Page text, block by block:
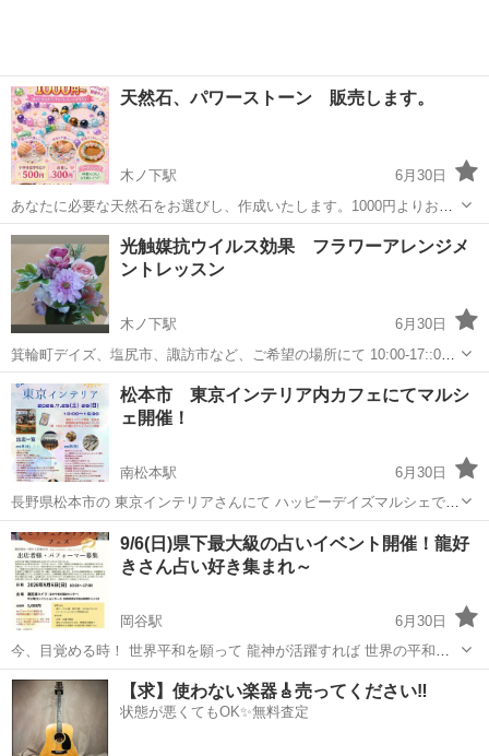
天然石、パワーストーン 販売します。
木ノ下駅
6月30日
あなたに必要な天然石をお選びし、作成いたします。1000円よりお作
りいたします。 格安にて原石やクラスター、さざれの販売もしていま
す。 ゴムの切れたパワーストーンブレスの直しもします！！ 箕輪町デ
イズにて販売中ですが イベ...
長野 上伊那郡 木ノ下駅 ワークショップ
パワーストーン
光触媒抗ウイルス効果 フラワーアレンジメ
ントレッスン
木ノ下駅
6月30日
箕輪町デイズ、塩尻市、諏訪市など、ご希望の場所にて 10:00-17::00
お好きな時間でお二人様より 要予約 場所 長野県上伊那郡辰野町中
央303 辰野町 イベント企画デイズ 光触媒フラワーを使って、アレンジ
メント...
長野 上伊那郡 木ノ下駅 ワークショップ
松本市 東京インテリア内カフェにてマルシ
ェ開催！
南松本駅
6月30日
長野県松本市の 東京インテリアさんにて ハッピーデイズマルシェで
す！ ステキな家具や雑貨のお買い物ついでにマルシェも お楽しみ
ください！ ♦日時 2026年 7月25(土)26(日) 10:00-16:30 ...
長野 松本市 南松本駅 ワークショップ
9/6(日)県下最大級の占いイベント開催！龍好
きさん占い好き集まれ～
岡谷駅
6月30日
今、目覚める時！ 世界平和を願って 龍神が活躍すれば 世界の平和が
訪れる 長野県最大級 龍神の祭典 スピリチュアルドラゴンフェスタ 龍
好き集まれ～ 心を一つに！ 諏訪湖の龍が目を覚ます✨ ●開催地 諏
訪湖ハイツ 〒3...
長野 岡谷市 岡谷駅 ワークショップ 龍神
【求】使わない楽器🎸売ってください‼️
状態が悪くてもOK✨無料査定